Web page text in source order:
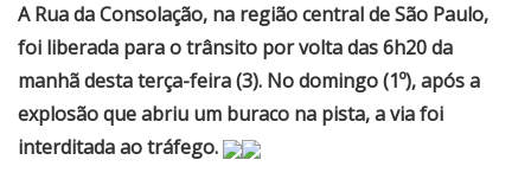
A Rua da Consolação, na região central de São Paulo,
foi liberada para o trânsito por volta das 6h20 da
manhã desta terça-feira (3). No domingo (1º), após a
explosão que abriu um buraco na pista, a via foi
interditada ao tráfego.